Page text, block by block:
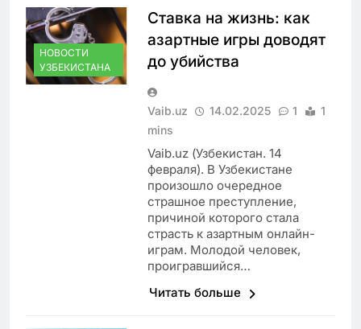
НОВОСТИ
УЗБЕКИСТАНА
Ставка на жизнь: как
азартные игры доводят
до убийства
Vaib.uz 14.02.2025 1
1
mins
Vaib.uz (Узбекистан. 14
февраля). В Узбекистане
произошло очередное
страшное преступление,
причиной которого стала
страсть к азартным онлайн-
играм. Молодой человек,
проигравшийся…
Читать больше